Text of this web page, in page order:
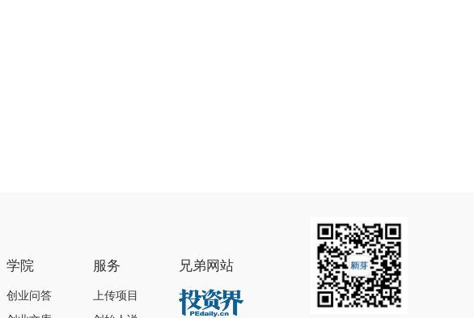
学院
创业问答
服务
上传项目
兄弟网站